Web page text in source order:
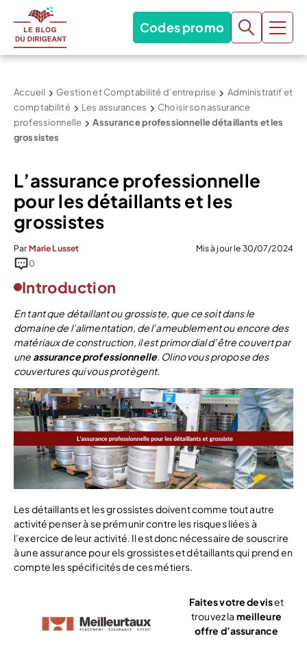
Codes promo
Accueil Gestion et Comptabilité d’entreprise
Administratif et
comptabilité
Les assurances
Choisir son assurance
professionnelle
Assurance professionnelle détaillants et les
grossistes
L’assurance professionnelle
pour les détaillants et les
grossistes
Par Marie Lusset
Mis à jour le 30/07/2024
0
Introduction
En tant que détaillant ou grossiste, que ce soit dans le
domaine de l’alimentation, de l’ameublement ou encore des
matériaux de construction, il est primordial d’être couvert par
une assurance professionnelle. Olino vous propose des
couvertures qui vous protègent.
Les détaillants et les grossistes doivent comme tout autre
activité penser à se prémunir contre les risques liées à
l’exercice de leur activité. Il est donc nécessaire de souscrire
à une assurance pour els grossistes et détaillants qui prend en
compte les spécificités de ces métiers.
Faites votre deviset
trouvez la meilleure
offre d’assurance